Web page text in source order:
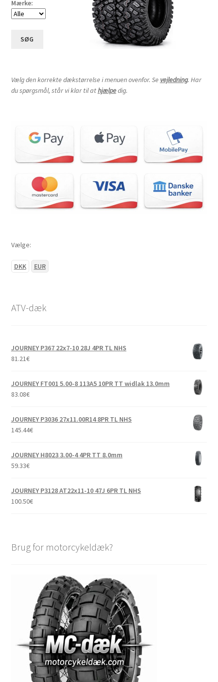
Mærke:
SØG
Vælg den korrekte dækstørrelse i menuen ovenfor. Se vejledning. Har
du spørgsmål, står vi klar til athjælpedig.
Vælge:
DKK EUR
ATV-dæk
JOURNEY P367 22x7-10 28J 4PR TL NHS
81.21€
JOURNEY FT001 5.00-8 113A5 10PR TT widlak 13.0mm
83.08€
JOURNEY P3036 27x11.00R14 8PR TL NHS
145.44€
JOURNEY H8023 3.00-4 4PR TT 8.0mm
59.33€
JOURNEY P3128 AT22x11-10 47J 6PR TL NHS
100.50€
Brug for motorcykeldæk?